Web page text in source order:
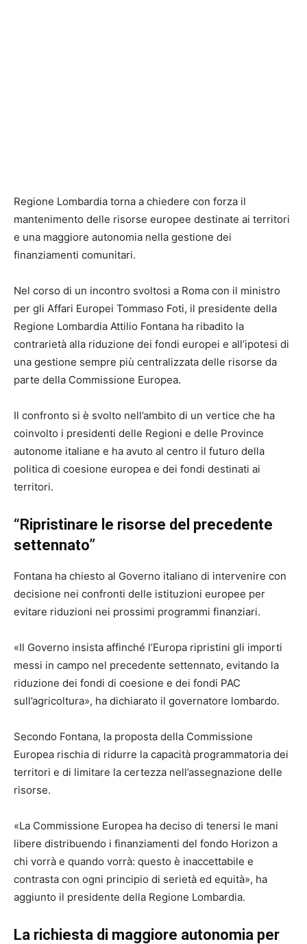
Regione Lombardia torna a chiedere con forza il
mantenimento delle risorse europee destinate ai territori
e una maggiore autonomia nella gestione dei
finanziamenti comunitari.
Nel corso di un incontro svoltosi a Roma con il ministro
per gli Affari Europei Tommaso Foti, il presidente della
Regione Lombardia Attilio Fontana ha ribadito la
contrarietà alla riduzione dei fondi europei e all’ipotesi di
una gestione sempre più centralizzata delle risorse da
parte della Commissione Europea.
Il confronto si è svolto nell’ambito di un vertice che ha
coinvolto i presidenti delle Regioni e delle Province
autonome italiane e ha avuto al centro il futuro della
politica di coesione europea e dei fondi destinati ai
territori.
“Ripristinare le risorse del precedente
settennato”
Fontana ha chiesto al Governo italiano di intervenire con
decisione nei confronti delle istituzioni europee per
evitare riduzioni nei prossimi programmi finanziari.
«Il Governo insista affinché l’Europa ripristini gli importi
messi in campo nel precedente settennato, evitando la
riduzione dei fondi di coesione e dei fondi PAC
sull’agricoltura», ha dichiarato il governatore lombardo.
Secondo Fontana, la proposta della Commissione
Europea rischia di ridurre la capacità programmatoria dei
territori e di limitare la certezza nell’assegnazione delle
risorse.
«La Commissione Europea ha deciso di tenersi le mani
libere distribuendo i finanziamenti del fondo Horizon a
chi vorrà e quando vorrà: questo è inaccettabile e
contrasta con ogni principio di serietà ed equità», ha
aggiunto il presidente della Regione Lombardia.
La richiesta di maggiore autonomia per